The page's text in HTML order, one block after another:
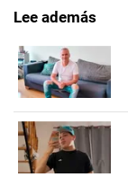
Lee además